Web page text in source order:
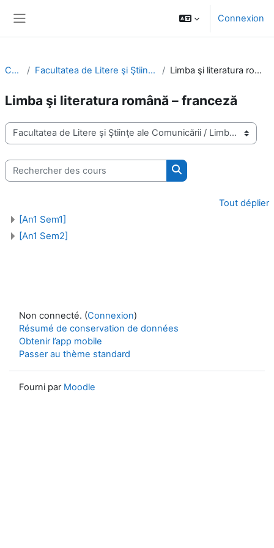
Connexion
Cours Facultatea de Litere şi Ştiinţe ale Comunicării Limba şi literatura română – franceză
Limba şi literatura română – franceză
Catégories de cours
Rechercher des cours
Rechercher des cours
Tout déplier
[An1 Sem1]
[An1 Sem2]
Non connecté. (Connexion)
Résumé de conservation de données
Obtenir l’app mobile
Passer au thème standard
Fourni par Moodle